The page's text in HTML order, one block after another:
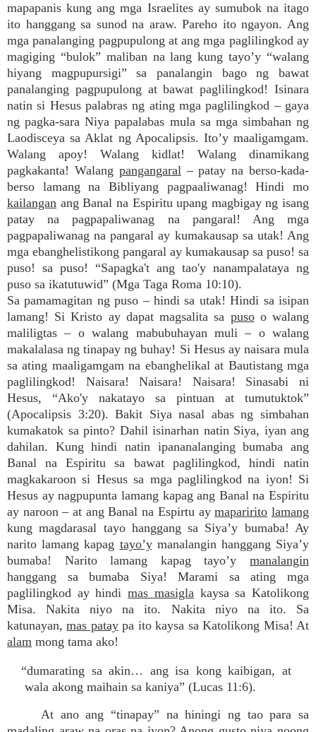
mapapanis kung ang mga Israelites ay sumubok na itago
ito hanggang sa sunod na araw. Pareho ito ngayon. Ang
mga panalanging pagpupulong at ang mga paglilingkod ay
magiging “bulok” maliban na lang kung tayo’y “walang
hiyang magpupursigi” sa panalangin bago ng bawat
panalanging pagpupulong at bawat paglilingkod! Isinara
natin si Hesus palabras ng ating mga paglilingkod – gaya
ng pagka-sara Niya papalabas mula sa mga simbahan ng
Laodisceya sa Aklat ng Apocalipsis. Ito’y maaligamgam.
Walang apoy! Walang kidlat! Walang dinamikang
pagkakanta! Walang pangangaral– patay na berso-kada-
berso lamang na Bibliyang pagpaaliwanag! Hindi mo
kailangan ang Banal na Espiritu upang magbigay ng isang
patay na pagpapaliwanag na pangaral! Ang mga
pagpapaliwanag na pangaral ay kumakausap sa utak! Ang
mga ebanghelistikong pangaral ay kumakausap sa puso! sa
puso! sa puso! “Sapagka't ang tao'y nanampalataya ng
puso sa ikatutuwid” (Mga Taga Roma 10:10).
Sa pamamagitan ng puso – hindi sa utak! Hindi sa isipan
lamang! Si Kristo ay dapat magsalita sa pusoo walang
maliligtas – o walang mabubuhayan muli – o walang
makalalasa ng tinapay ng buhay! Si Hesus ay naisara mula
sa ating maaligamgam na ebanghelikal at Bautistang mga
paglilingkod! Naisara! Naisara! Naisara! Sinasabi ni
Hesus, “Ako'y nakatayo sa pintuan at tumutuktok”
(Apocalipsis 3:20). Bakit Siya nasal abas ng simbahan
kumakatok sa pinto? Dahil isinarhan natin Siya, iyan ang
dahilan. Kung hindi natin ipananalanging bumaba ang
Banal na Espiritu sa bawat paglilingkod, hindi natin
magkakaroon si Hesus sa mga paglilingkod na iyon! Si
Hesus ay nagpupunta lamang kapag ang Banal na Espiritu
ay naroon – at ang Banal na Espirtu aymaparirito lamang
kung magdarasal tayo hanggang sa Siya’y bumaba! Ay
narito lamang kapag tayo’ymanalangin hanggang Siya’y
bumaba! Narito lamang kapag tayo’y manalangin
hanggang sa bumaba Siya! Marami sa ating mga
paglilingkod ay hindimas masiglakaysa sa Katolikong
Misa. Nakita niyo na ito. Nakita niyo na ito. Sa
katunayan,mas pataypa ito kaysa sa Katolikong Misa! At
alam mong tama ako!
“dumarating sa akin… ang isa kong kaibigan, at
wala akong maihain sa kaniya” (Lucas 11:6).
At ano ang “tinapay” na hiningi ng tao para sa